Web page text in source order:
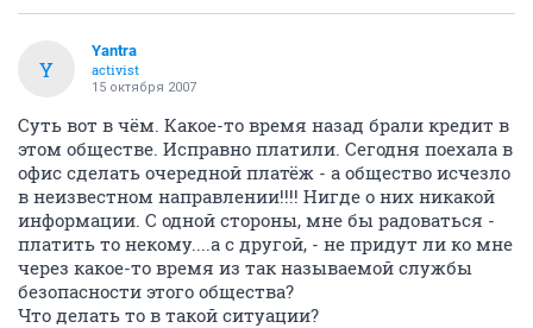
Y
Yantra
activist
15 октября 2007
Суть вот в чём. Какое-то время назад брали кредит в
этом обществе. Исправно платили. Сегодня поехала в
офис сделать очередной платёж - а общество исчезло
в неизвестном направлении!!!! Нигде о них никакой
информации. С одной стороны, мне бы радоваться -
платить то некому....а с другой, - не придут ли ко мне
через какое-то время из так называемой службы
безопасности этого общества?
Что делать то в такой ситуации?